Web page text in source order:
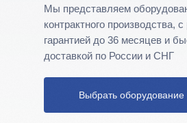
Мы представляем
контрактного производства,
гарантией до 36 месяцев и
доставкой по России и СНГ
Выбрать оборудование